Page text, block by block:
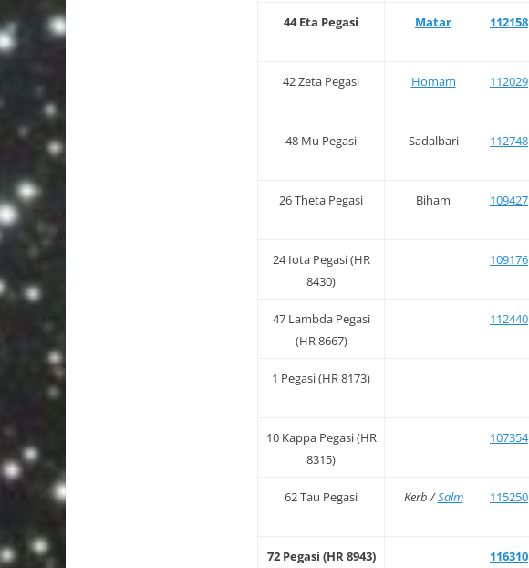
44 Eta Pegasi Matar 112158
42 Zeta Pegasi Homam 112029
48 Mu Pegasi Sadalbari 112748
26 Theta Pegasi Biham 109427
24 Iota Pegasi (HR
8430)
109176
47 Lambda Pegasi
(HR 8667)
112440
1 Pegasi (HR 8173)
10 Kappa Pegasi (HR
8315)
107354
62 Tau Pegasi Kerb /Salm 115250
72 Pegasi (HR 8943) 116310